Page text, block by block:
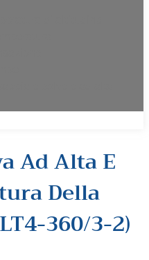
Ad Alta E
Della
360/3-2)